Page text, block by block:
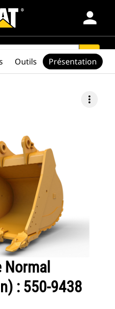
person
search
more_vert
Normal
: 550-9438
Outils Présentation